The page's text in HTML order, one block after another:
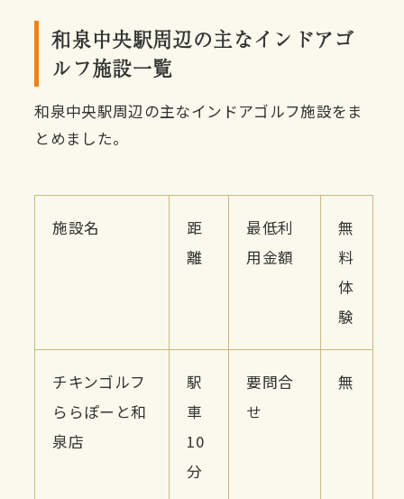
和泉中央駅周辺の主なインドアゴ
ルフ施設一覧
和泉中央駅周辺の主なインドアゴルフ施設をま
とめました。
施設名
距
離
最低利
用金額
無
料
体
験
チキンゴルフ
ららぽーと和
泉店
駅
車
10
分
要問合
せ
無